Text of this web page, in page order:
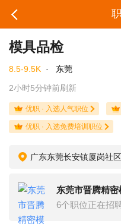
模具品检
8.5-9.5K ·
东莞
2小时5分钟前刷新
优职 · 入选人气职位
优职 · 入选免费培训职位
东莞市晋腾精密
6个职位正在招